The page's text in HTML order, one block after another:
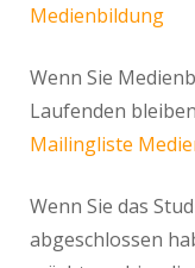
Medienbildung
Wenn Sie
Laufenden
Mailingliste
Wenn Sie das
abgeschlossen